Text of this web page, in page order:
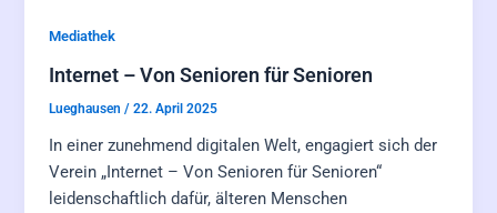
Mediathek
Internet – Von Senioren für Senioren
Lueghausen/22. April 2025
In einer zunehmend digitalen Welt, engagiert sich der
Verein „Internet – Von Senioren für Senioren“
leidenschaftlich dafür, älteren Menschen